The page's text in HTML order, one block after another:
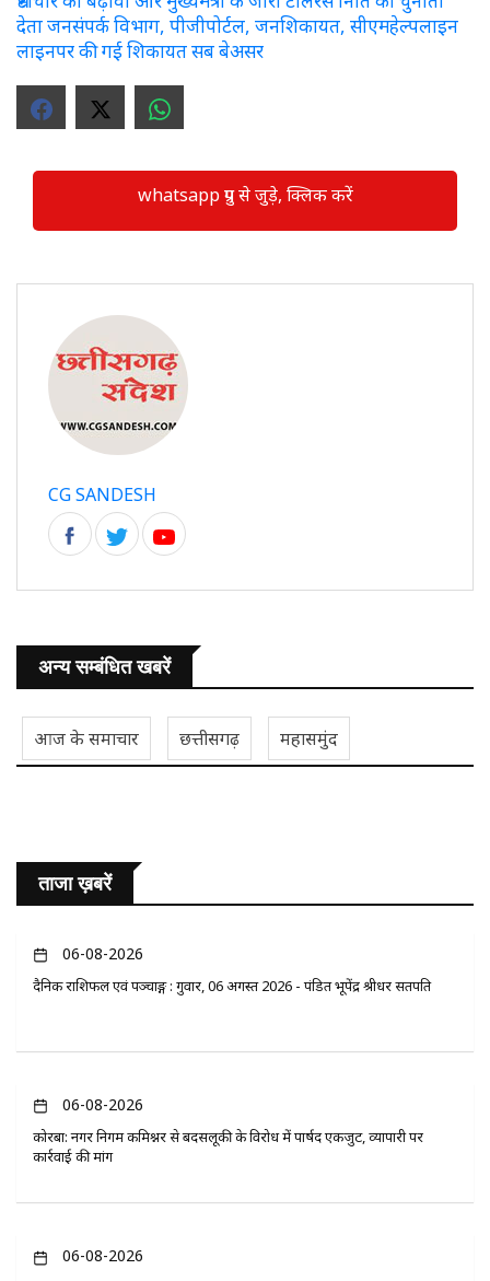
देता जनसंपर्क विभाग, पीजीपोर्टल, जनशिकायत, सीएमहेल्पलाइन
लाइनपर की गई शिकायत सब बेअसर
whatsapp ग्रुप से जुड़े, क्लिक करें
CG SANDESH
अन्य सम्बंधित खबरें
आज के समाचार छत्तीसगढ़ महासमुंद
ताजा ख़बरें
06-08-2026
दैनिक राशिफल एवं पञ्चाङ्ग : गुरुवार, 06 अगस्त 2026 - पंडित भूपेंद्र श्रीधर सतपति
06-08-2026
कोरबा: नगर निगम कमिश्नर से बदसलूकी के विरोध में पार्षद एकजुट, व्यापारी पर
कार्रवाई की मांग
06-08-2026